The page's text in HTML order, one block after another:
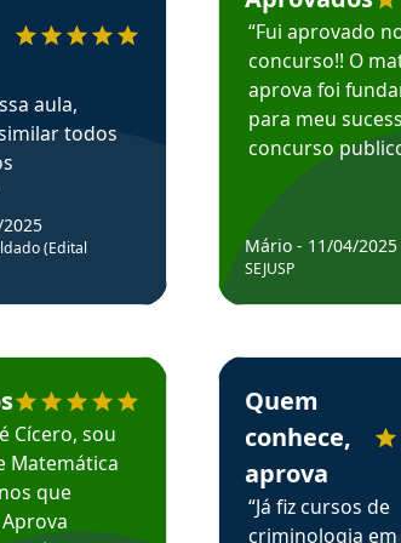
aula,
todos
(Edital
o Aprova Concursos em depoimento
Cícero, sou
Matemática
que
“Fui aprovado
concurso!! O
aprova foi
para meu
concurso
Mário - 11/04/2025
SEJUSP
Estudante Henrique
Quem
conhece,
aprova
“Já fiz cursos de
criminologia em